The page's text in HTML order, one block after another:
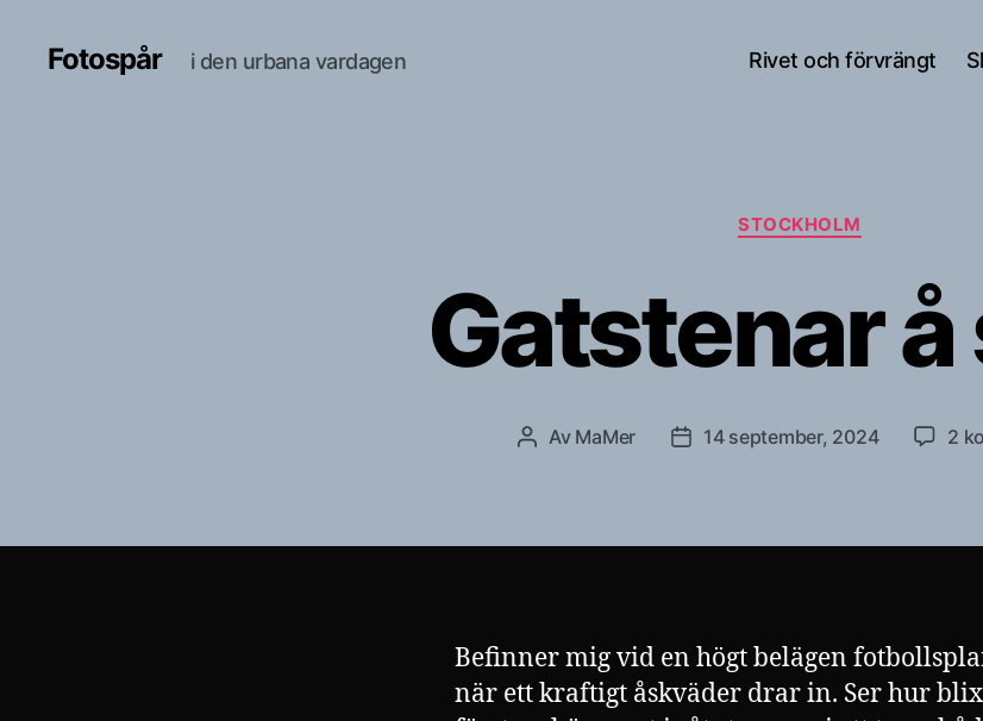
Fotospår i den urbana vardagen Rivet och förvrängt
Kategorier
STOCKHOLM
Gatstenar
Inläggsförfattare
Av MaMer Inläggsdatum
14 september, 2024 2
Befinner mig vid en högt belägen
när ett kraftigt åskväder drar in. Ser hur